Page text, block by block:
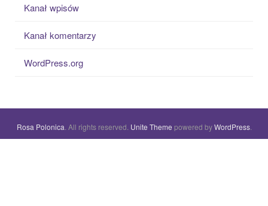
Kanał wpisów
Kanał komentarzy
WordPress.org
Rosa Polonica . All rights reserved. Unite Theme powered byWordPress.